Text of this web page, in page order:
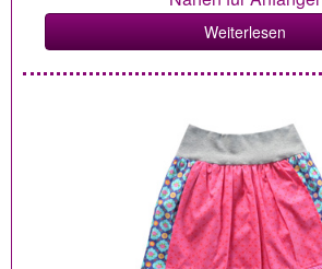
Weiterlesen